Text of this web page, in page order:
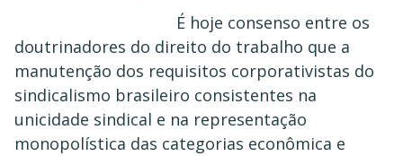
É hoje consenso entre os
doutrinadores do direito do trabalho que a
manutenção dos requisitos corporativistas do
sindicalismo brasileiro consistentes na
unicidade sindical e na representação
monopolística das categorias econômica e